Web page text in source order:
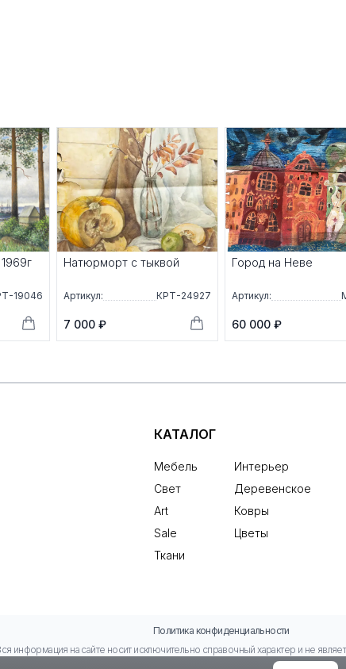
19046
Натюрморт с тыквой
Артикул: КРТ-24927
7 000 ₽
Город на Неве
Артикул:
60 000 ₽
КАТАЛОГ
Мебель
Интерьер
Свет
Деревенское
Art
Ковры
Sale
Цветы
Ткани
Политика конфиденциальности
информация на сайте носит исключительно справочный характер и не